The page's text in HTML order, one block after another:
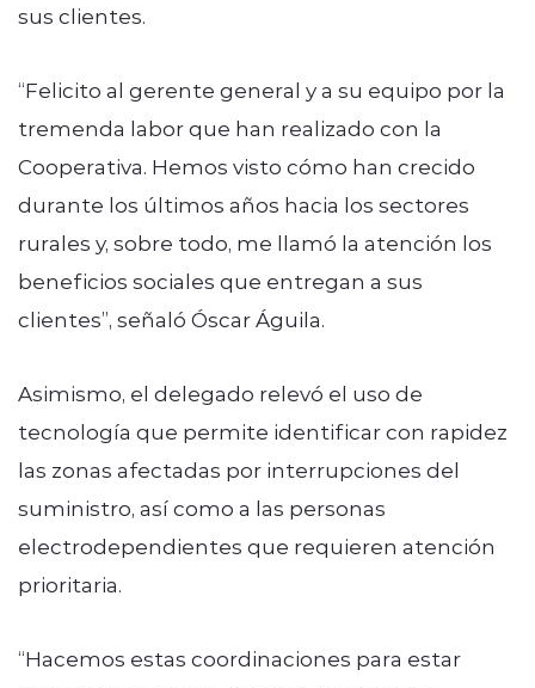
sus clientes.
“Felicito al gerente general y a su equipo por la
tremenda labor que han realizado con la
Cooperativa. Hemos visto cómo han crecido
durante los últimos años hacia los sectores
rurales y, sobre todo, me llamó la atención los
beneficios sociales que entregan a sus
clientes”, señaló Óscar Águila.
Asimismo, el delegado relevó el uso de
tecnología que permite identificar con rapidez
las zonas afectadas por interrupciones del
suministro, así como a las personas
electrodependientes que requieren atención
prioritaria.
“Hacemos estas coordinaciones para estar